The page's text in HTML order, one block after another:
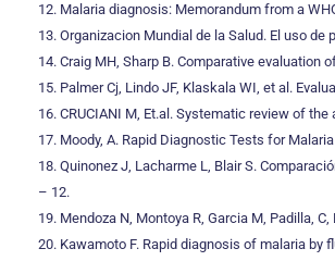
12. Malaria diagnosis: Memorandum from a
13. Organizacion Mundial de la Salud. El uso
14. Craig MH, Sharp B. Comparative
15. Palmer Cj, Lindo JF, Klaskala WI, et al.
16. CRUCIANI M, Et.al. Systematic review of
17. Moody, A. Rapid Diagnostic Tests for
18. Quinonez J, Lacharme L, Blair S.
– 12.
19. Mendoza N, Montoya R, Garcia M, Padilla,
20. Kawamoto F. Rapid diagnosis of malaria